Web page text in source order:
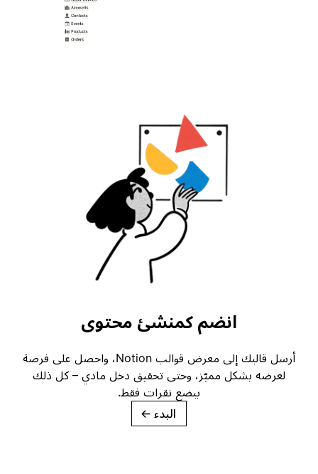
انضم كمنشئ محتوى
أرسل قالبك إلى معرض قوالب Notion، واحصل على فرصة
لعرضه بشكل مميّز، وحتى تحقيق دخل مادي – كل ذلك
ببضع نقرات فقط.
→